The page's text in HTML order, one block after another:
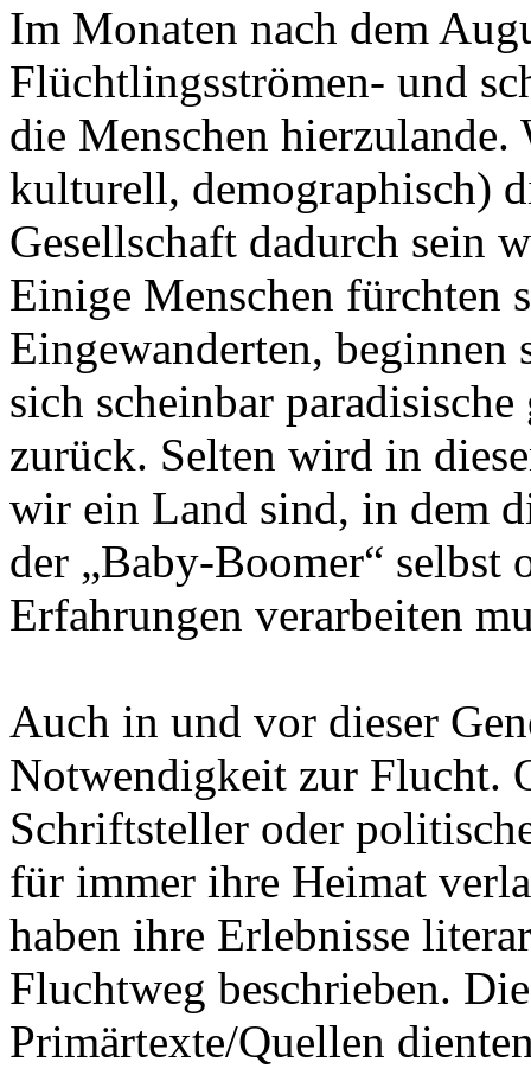
Im Monaten nach dem
Flüchtlingsströmen- und
die Menschen
kulturell, demographisch)
Gesellschaft dadurch sein
Einige Menschen fürchten
Eingewanderten, beginnen
sich scheinbar
zurück. Selten wird in
wir ein Land sind, in dem
der „Baby-Boomer“ selbst
Erfahrungen verarbeiten
Auch in und vor dieser
Notwendigkeit zur Flucht.
Schriftsteller oder
für immer ihre Heimat
haben ihre Erlebnisse
Fluchtweg beschrieben.
Primärtexte/Quellen